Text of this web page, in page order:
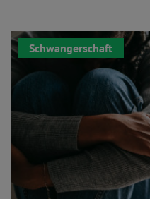
Schwangerschaft